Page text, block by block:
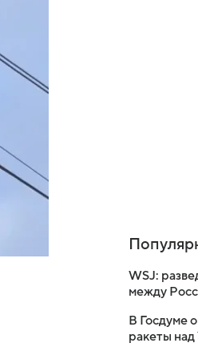
WSJ:
между
В Госдуме
ракеты